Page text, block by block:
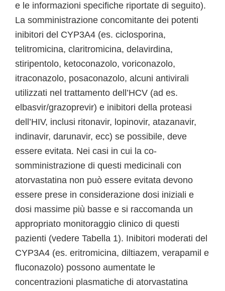
e le informazioni specifiche riportate di seguito).
La somministrazione concomitante dei potenti
inibitori del CYP3A4 (es. ciclosporina,
telitromicina, claritromicina, delavirdina,
stiripentolo, ketoconazolo, voriconazolo,
itraconazolo, posaconazolo, alcuni antivirali
utilizzati nel trattamento dell’HCV (ad es.
elbasvir/grazoprevir) e inibitori della proteasi
dell’HIV, inclusi ritonavir, lopinovir, atazanavir,
indinavir, darunavir, ecc) se possibile, deve
essere evitata. Nei casi in cui la co-
somministrazione di questi medicinali con
atorvastatina non può essere evitata devono
essere prese in considerazione dosi iniziali e
dosi massime più basse e si raccomanda un
appropriato monitoraggio clinico di questi
pazienti (vedere Tabella 1). Inibitori moderati del
CYP3A4 (es. eritromicina, diltiazem, verapamil e
fluconazolo) possono aumentate le
concentrazioni plasmatiche di atorvastatina